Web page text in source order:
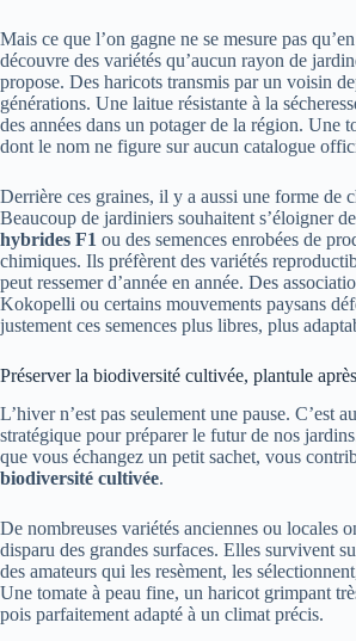
Mais ce que l’on gagne ne se mesure pas
découvre des variétés qu’aucun rayon de
propose. Des haricots transmis par un voisin
générations. Une laitue résistante à la
des années dans un potager de la région. Une
dont le nom ne figure sur aucun catalogue
Derrière ces graines, il y a aussi une forme de
Beaucoup de jardiniers souhaitent s’éloigner
hybrides F1 ou des semences enrobées de
chimiques. Ils préfèrent des variétés
peut ressemer d’année en année. Des
Kokopelli ou certains mouvements paysans
justement ces semences plus libres, plus
Préserver la biodiversité cultivée, plantule
L’hiver n’est pas seulement une pause. C’est
stratégique pour préparer le futur de nos
que vous échangez un petit sachet, vous
biodiversité cultivée.
De nombreuses variétés anciennes ou locales
disparu des grandes surfaces. Elles survivent
des amateurs qui les resèment, les
Une tomate à peau fine, un haricot grimpant
pois parfaitement adapté à un climat précis.